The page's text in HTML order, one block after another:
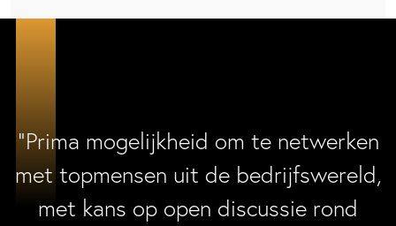
“Prima mogelijkheid om te netwerken
met topmensen uit de bedrijfswereld,
met kans op open discussie rond